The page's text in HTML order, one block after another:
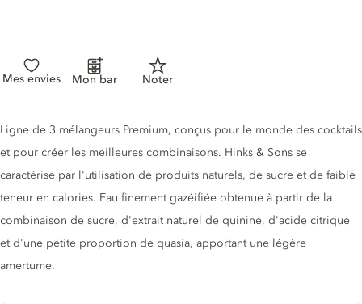
Mes envies Mon bar Noter
Description du tonic
Ligne de 3 mélangeurs Premium, conçus pour le monde des cocktails
et pour créer les meilleures combinaisons. Hinks & Sons se
caractérise par l'utilisation de produits naturels, de sucre et de faible
teneur en calories. Eau finement gazéifiée obtenue à partir de la
combinaison de sucre, d'extrait naturel de quinine, d'acide citrique
et d'une petite proportion de quasia, apportant une légère
amertume.